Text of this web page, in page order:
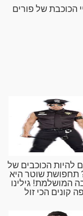
הכוכבת של פורים
להיות הכוכבים של
תחפושת שוטר היא
המושלמת! גילינו
קונים הכי זול